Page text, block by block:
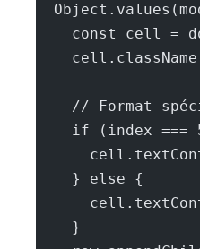
const cell =
// Format
if (index ===
    } else {
    }